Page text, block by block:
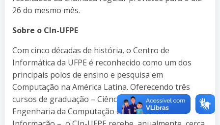
26 do mesmo mês.
Sobre o CIn-UFPE
Com cinco décadas de história, o Centro de
Informática da UFPE é reconhecido como um dos
principais polos de ensino e pesquisa em
Computação na América Latina. Oferecendo três
cursos de graduação – Ciência da Computação,
Engenharia da Computação e Sistemas de